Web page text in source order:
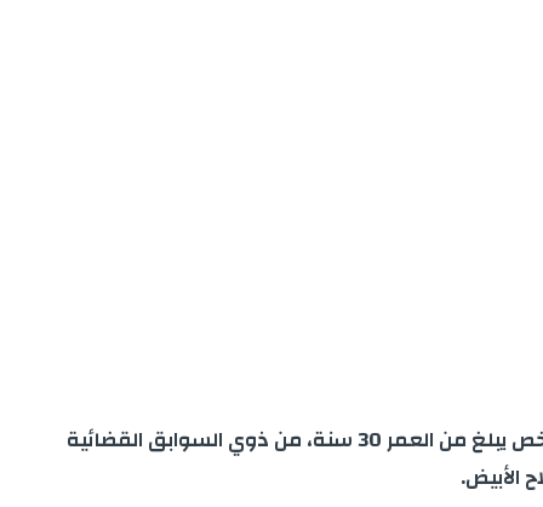
إضطر ضابط أمن يعمل بشرطة النجدة بولاية أمن بني ملال، اليوم الخميس، لاستعمال سلاحه الوظيفي خلال تدخل لتوقيف شخص يبلغ من العمر 30 سنة، من ذوي السوابق القضائية
الأبيض.